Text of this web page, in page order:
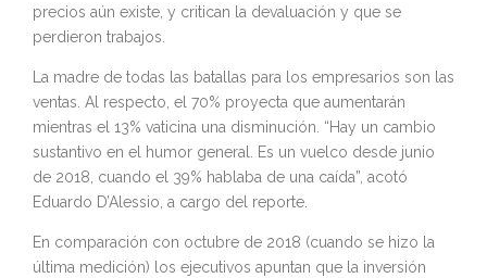
precios aún existe, y critican la devaluación y que se
perdieron trabajos.
La madre de todas las batallas para los empresarios son las
ventas. Al respecto, el 70% proyecta que aumentarán
mientras el 13% vaticina una disminución. “Hay un cambio
sustantivo en el humor general. Es un vuelco desde junio
de 2018, cuando el 39% hablaba de una caída”, acotó
Eduardo D’Alessio, a cargo del reporte.
En comparación con octubre de 2018 (cuando se hizo la
última medición) los ejecutivos apuntan que la inversión